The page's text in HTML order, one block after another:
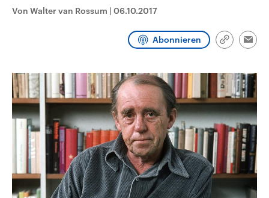
Umfragen, Prognosen,
Wahlprogramme, aktuelle Berichte
und Kandidaten der anstehenden
Von Walter van Rossum | 06.10.2017
Abonnieren
Link